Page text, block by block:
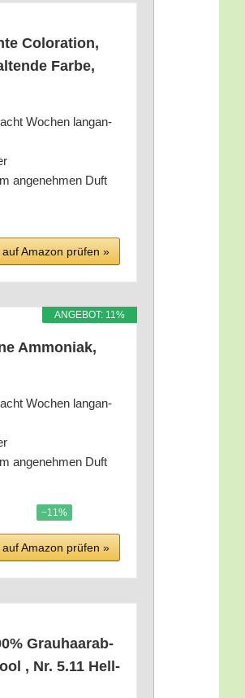
Colo­ra­ti­on,
Far­be,
Wochen lang­an­
ange­neh­men Duft
Ama­zon prü­fen »
ANGE­BOT: 11%
Ammo­ni­ak,
Wochen lang­an­
ange­neh­men Duft
−11%
Ama­zon prü­fen »
Grau­haar­ab­
, Nr. 5.11 Hell­